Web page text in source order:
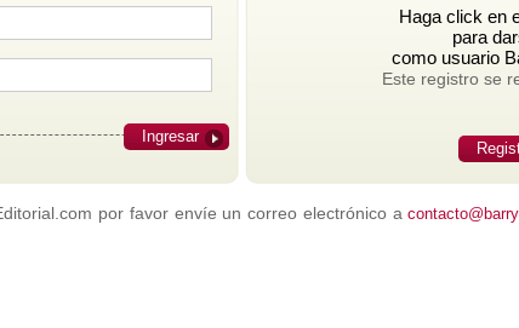
Ingresar
Haga click en
para
como usuario
Este registro se
por favor envíe un correo electrónico a